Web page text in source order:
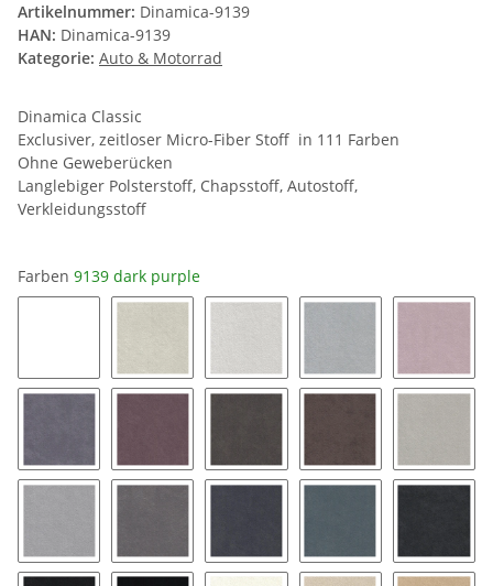
Artikelnummer: Dinamica-9139
HAN: Dinamica-9139
Kategorie: Auto & Motorrad
Dinamica Classic
Exclusiver, zeitloser Micro-Fiber Stoff in 111 Farben
Ohne Geweberücken
Langlebiger Polsterstoff, Chapsstoff, Autostoff,
Verkleidungsstoff
Farben 9139 dark purple
0019 snow white8401 ice 8462 silver grey9032 platinum9141
9154 coal 9153 mauve 9176 taupe 9177 String 9118
9211 silver 9087 stone grey9058 pewter9182 twilight9189